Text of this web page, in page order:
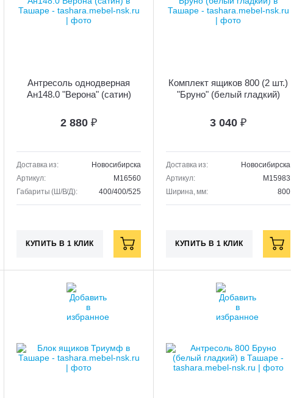
Антресоль однодверная
Ан148.0 "Верона" (сатин)
2 880 ₽
Доставка из:
Новосибирска
Артикул:
M16560
Габариты (Ш/В/Д):
400/400/525
КУПИТЬ В 1 КЛИК
Комплект ящиков 800 (2 шт.)
"Бруно" (белый гладкий)
3 040 ₽
Доставка из:
Новосибирска
Артикул:
M15983
Ширина, мм:
800
КУПИТЬ В 1 КЛИК